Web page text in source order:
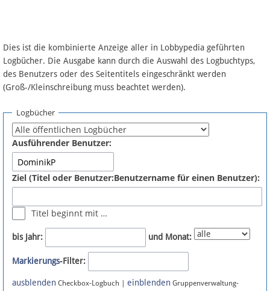
Artikel nach Kategorien
FAQ
Fördermitglied werden
Fehler melden
Newsletter
Bluesky
Facebook
Dies ist die kombinierte Anzeige aller in Lobbypedia geführten
Logbücher. Die Ausgabe kann durch die Auswahl des Logbuchtyps,
des Benutzers oder des Seitentitels eingeschränkt werden
(Groß-/Kleinschreibung muss beachtet werden).
Logbücher
Ausführender Benutzer:
Ziel (Titel oder Benutzer:Benutzername für einen Benutzer):
Titel beginnt mit …
bis Jahr: und Monat:
Markierungs-Filter:
ausblenden Checkbox-Logbuch | einblenden Gruppenverwaltung-